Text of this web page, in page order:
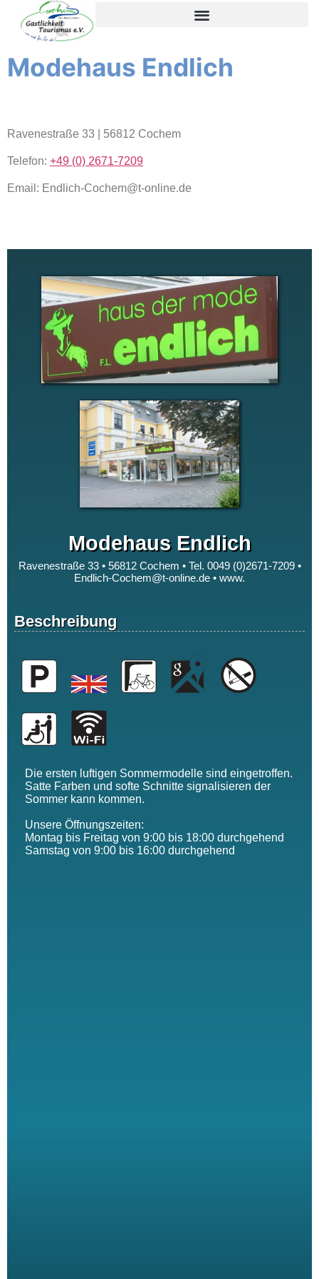
content
Modehaus Endlich
Ravenestraße 33 | 56812 Cochem
Telefon: +49 (0) 2671-7209
Email: Endlich-Cochem@t-online.de